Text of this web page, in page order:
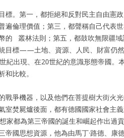
標。第一，都拒絕和反對民主自由憲
遍倫理價值；第三，都聲稱自己代表
的 叢林法則；第五，都鼓吹無限疆域
目標——土地、資源、人民、財富仍
紀出現、在20世紀的意識形態帝國。
比較。
戰爭機器，以及他們在菩提樹大街火
室焚屍爐後面，都有德國國家社會主
家都為第三帝國的誕生和崛起作出過
國思想資源，他為由馬丁·路德、康德